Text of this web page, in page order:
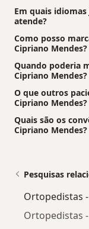
Em quais
atende?
Como posso
Cipriano Mendes?
Quando poderia
Cipriano Mendes?
O que outros
Cipriano Mendes?
Quais são os
Cipriano Mendes?
Pesquisas
Ortopedistas
Ortopedistas